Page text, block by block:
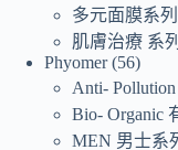
多元面膜系
肌膚治療 系列
Phyomer 56
Anti-
Bio- Organic
MEN 男士系